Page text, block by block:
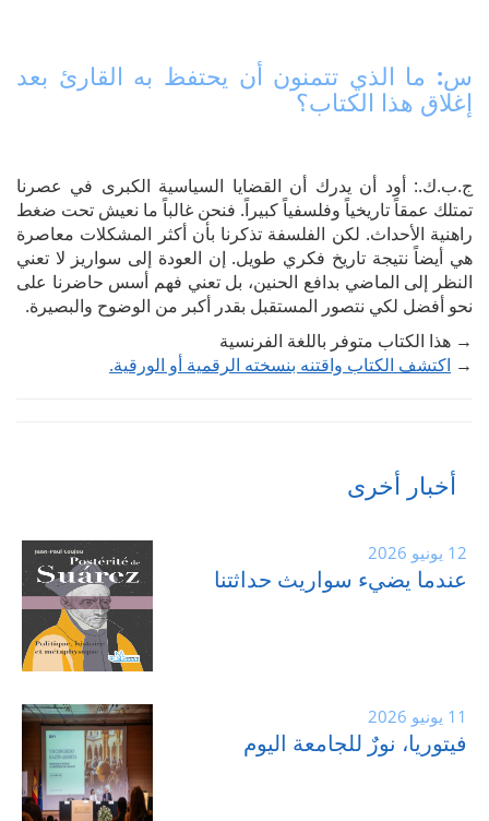
س: ما الذي تتمنون أن يحتفظ به القارئ بعد
إغلاق هذا الكتاب؟
ج.ب.ك.: أود أن يدرك أن القضايا السياسية الكبرى في عصرنا
تمتلك عمقاً تاريخياً وفلسفياً كبيراً. فنحن غالباً ما نعيش تحت ضغط
راهنية الأحداث. لكن الفلسفة تذكرنا بأن أكثر المشكلات معاصرة
هي أيضاً نتيجة تاريخ فكري طويل. إن العودة إلى سواريز لا تعني
النظر إلى الماضي بدافع الحنين، بل تعني فهم أسس حاضرنا على
نحو أفضل لكي نتصور المستقبل بقدر أكبر من الوضوح والبصيرة.
→ هذا الكتاب متوفر باللغة الفرنسية
→ اكتشف الكتاب واقتنه بنسخته الرقمية أو الورقية.
أخبار أخرى
12 يونيو 2026
عندما يضيء سواريث حداثتنا
11 يونيو 2026
فيتوريا، نورٌ للجامعة اليوم